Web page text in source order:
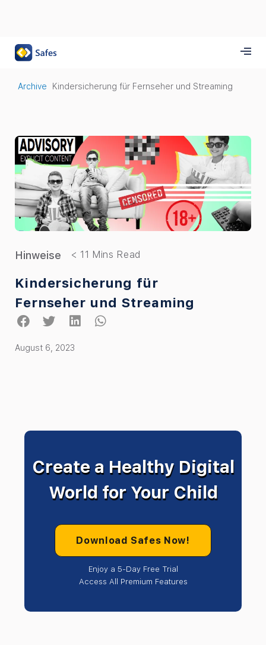
Archive Kindersicherung für Fernseher und Streaming
Hinweise
Kindersicherung für
Fernseher und Streaming
August 6, 2023
Create a Healthy Digital
World for Your Child
Download Safes Now!
Enjoy a 5-Day Free Trial
Access All Premium Features